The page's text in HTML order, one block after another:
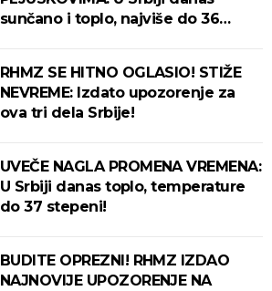
sunčano i toplo, najviše do 36
RHMZ SE HITNO OGLASIO! STIŽE
NEVREME: Izdato upozorenje za
ova tri dela Srbije!
UVEČE NAGLA PROMENA VREMENA:
U Srbiji danas toplo, temperature
do 37 stepeni!
BUDITE OPREZNI! RHMZ IZDAO
NAJNOVIJE UPOZORENJE NA